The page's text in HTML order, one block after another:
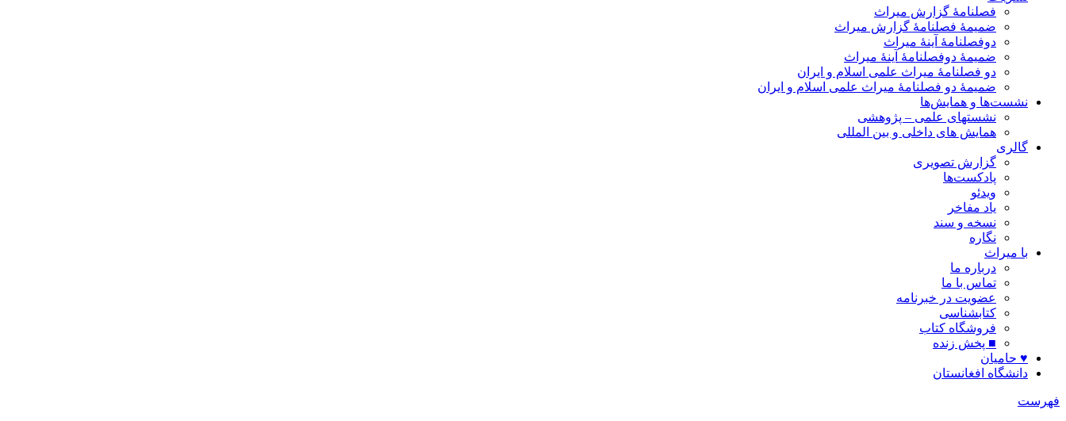
فصلنامۀ گزارش میراث
ضمیمۀ فصلنامۀ گزارش میراث
دوفصلنامۀ آینۀ میراث
ضمیمۀ دوفصلنامۀ آینۀ میراث
دو فصلنامۀ میراث علمی اسلام و ایران
ضمیمۀ دو فصلنامۀ میراث علمی اسلام و ایران
نشست‌ها و همایش‌ها
نشستهای علمی – پژوهشی
همایش های داخلی و بین المللی
گالری
گزارش تصویری
پادکست‌ها
ویدئو
یاد مفاخر
نسخه و سند
نگاره
با میراث
درباره ما
تماس با ما
عضویت در خبرنامه
کتابشناسی
فروشگاه کتاب
■ پخش زنده
♥ حامیان
دانشگاه افغانستان
فهرست